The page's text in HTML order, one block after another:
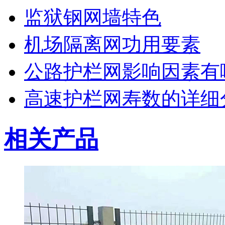
监狱钢网墙特色
机场隔离网功用要素
公路护栏网影响因素
高速护栏网寿数的详细
相关产品